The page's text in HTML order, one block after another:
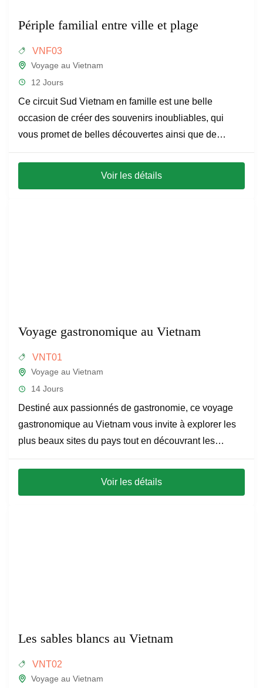
Périple familial entre ville et plage
VNF03
Voyage au Vietnam
12 Jours
Ce circuit Sud Vietnam en famille est une belle
occasion de créer des souvenirs inoubliables, qui
vous promet de belles découvertes ainsi que de
moments...
Voir les détails
Voyage gastronomique au Vietnam
VNT01
Voyage au Vietnam
14 Jours
Destiné aux passionnés de gastronomie, ce voyage
gastronomique au Vietnam vous invite à explorer les
plus beaux sites du pays tout en découvrant les
secrets bien gardés de la cuisine vietnamienne,
renommée pour sa délicatesse, ses saveurs
Voir les détails
Les sables blancs au Vietnam
VNT02
Voyage au Vietnam